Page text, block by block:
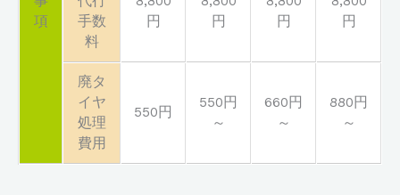
項
手数
料
円
円
円
円
廃タ
イヤ
処理
費用
550円
550円
～
660円
～
880円
～